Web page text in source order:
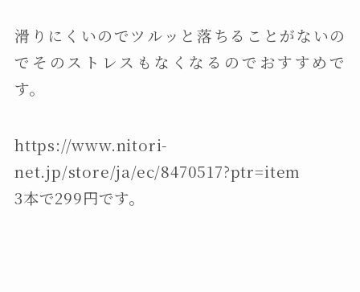
滑りにくいのでツルッと落ちることがないの
でそのストレスもなくなるのでおすすめで
す。
https://www.nitori-
net.jp/store/ja/ec/8470517?ptr=item
3本で299円です。